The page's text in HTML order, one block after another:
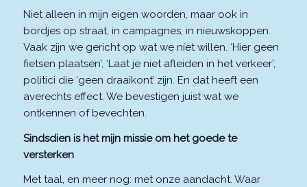
Niet alleen in mijn eigen woorden, maar ook in
bordjes op straat, in campagnes, in nieuwskoppen.
Vaak zijn we gericht op wat we níet willen. ‘Hier geen
fietsen plaatsen’, ‘Laat je niet afleiden in het verkeer’,
politici die ‘geen draaikont’ zijn. En dat heeft een
averechts effect. We bevestigen juist wat we
ontkennen of bevechten.
Sindsdien is het mijn missie om het goede te
versterken
Met taal, en meer nog: met onze aandacht. Waar